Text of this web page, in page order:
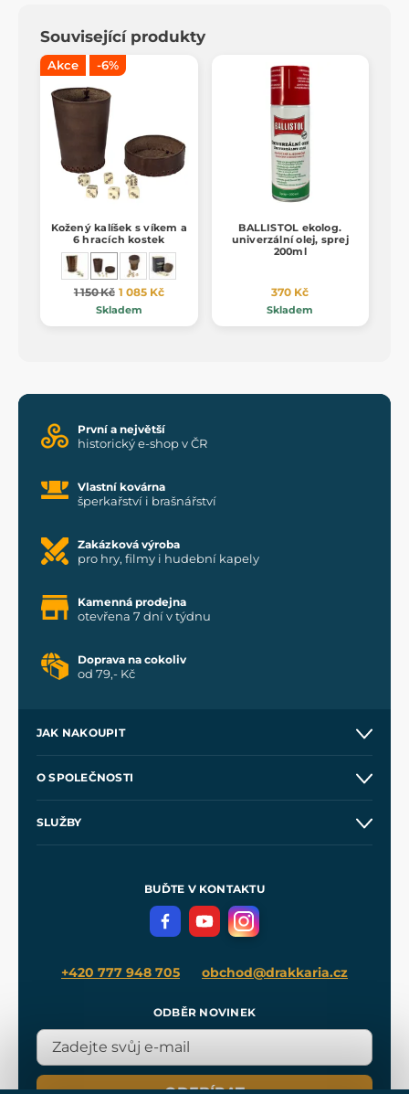
Související produkty
Akce -6%
Kožený kalíšek s víkem a
6 hracích kostek
1 150 Kč 1 085 Kč
Skladem
BALLISTOL ekolog.
univerzální olej, sprej
200ml
370 Kč
Skladem
První a největší
historický e-shop v ČR
Vlastní kovárna
šperkařství i brašnářství
Zakázková výroba
pro hry, filmy i hudební kapely
Kamenná prodejna
otevřena 7 dní v týdnu
Doprava na cokoliv
od 79,- Kč
JAK NAKOUPIT
Velkoobchod
O SPOLEČNOSTI
SLUŽBY
Meče pro Kingdom Come
BUĎTE V KONTAKTU
+420 777 948 705 obchod@drakkaria.cz
ODBĚR NOVINEK